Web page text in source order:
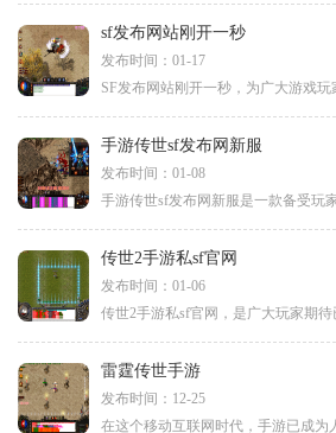
sf发布网站刚开一秒
发布时间：01-17
手游传世sf发布网新服
发布时间：01-08
传世2手游私sf官网
发布时间：01-06
雷霆传世手游
发布时间：12-25